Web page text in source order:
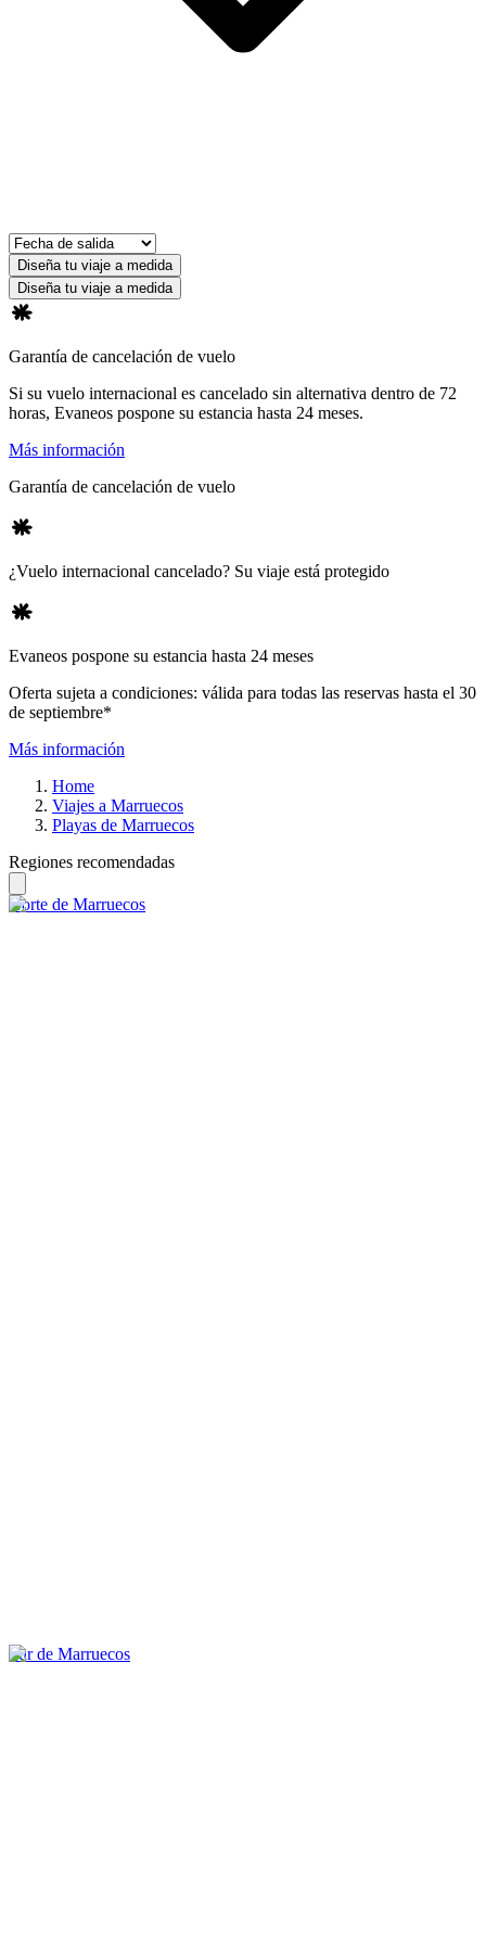
Diseña tu viaje a medida
Diseña tu viaje a medida
Garantía de cancelación de vuelo
Si su vuelo internacional es cancelado sin alternativa dentro de 72
horas, Evaneos pospone su estancia hasta 24 meses.
Más información
Garantía de cancelación de vuelo
¿Vuelo internacional cancelado? Su viaje está protegido
Evaneos pospone su estancia hasta 24 meses
Oferta sujeta a condiciones: válida para todas las reservas hasta el 30
de septiembre*
Más información
Home
Viajes a Marruecos
Playas de Marruecos
Regiones recomendadas
Norte de Marruecos
Sur de Marruecos